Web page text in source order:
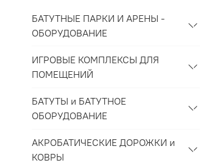
БАТУТНЫЕ ПАРКИ И АРЕНЫ -
ОБОРУДОВАНИЕ
ИГРОВЫЕ КОМПЛЕКСЫ ДЛЯ
ПОМЕЩЕНИЙ
БАТУТЫ и БАТУТНОЕ
ОБОРУДОВАНИЕ
АКРОБАТИЧЕСКИЕ ДОРОЖКИ и
КОВРЫ